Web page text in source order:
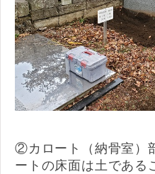
②カロート（納骨室）
ートの床面は土である